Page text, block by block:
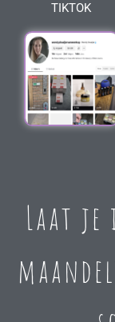
TIKTOK
Laat je